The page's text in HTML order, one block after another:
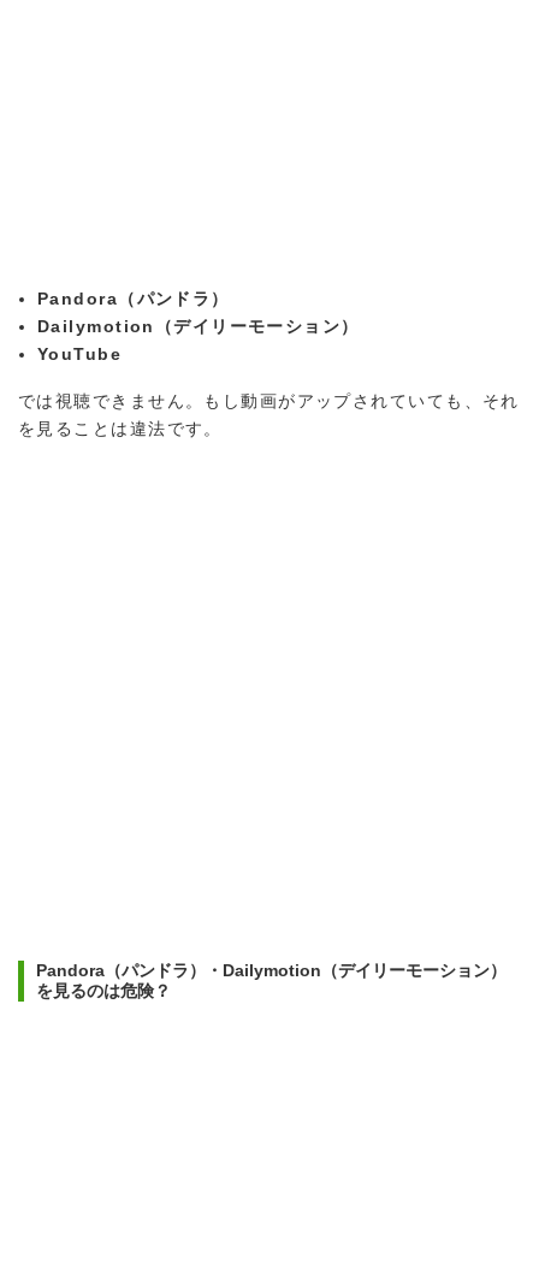
Pandora（パンドラ）
Dailymotion（デイリーモーション）
YouTube
では視聴できません。もし動画がアップされていても、それ
を見ることは違法です。
Pandora（パンドラ）・Dailymotion（デイリーモーション）
を見るのは危険？